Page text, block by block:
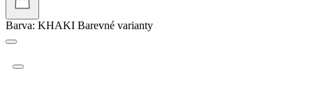
Barva: KHAKI Barevné varianty